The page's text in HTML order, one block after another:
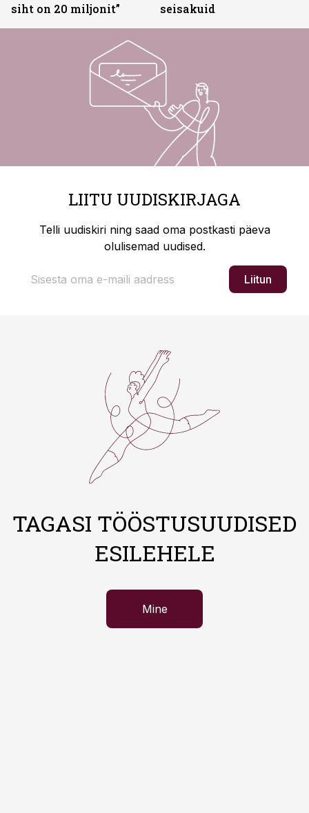
siht on 20 miljonit”
seisakuid
LIITU UUDISKIRJAGA
Telli uudiskiri ning saad oma postkasti päeva
olulisemad uudised.
Liitun
TAGASI TÖÖSTUSUUDISED
ESILEHELE
Mine